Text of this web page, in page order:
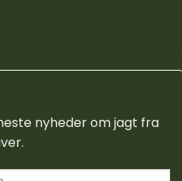
nyheder om jagt fra